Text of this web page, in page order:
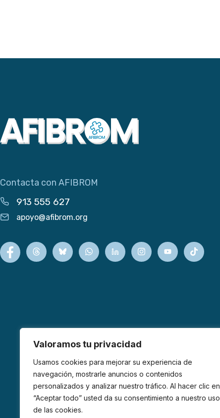
Valoramos tu privacidad
Usamos cookies para mejorar su experiencia de
navegación, mostrarle anuncios o contenidos
personalizados y analizar nuestro tráfico. Al hacer clic en
“Aceptar todo” usted da su consentimiento a nuestro uso
de las cookies.
Contacta con AFIBROM
913 555 627
apoyo@afibrom.org